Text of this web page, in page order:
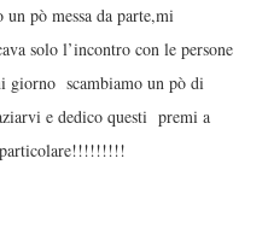
pò messa da parte,mi
solo l’incontro con le persone
giorno scambiamo un pò di
e dedico questi premi a